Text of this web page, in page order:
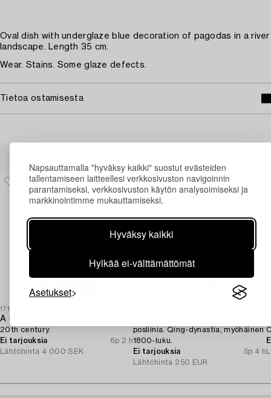
Napsauttamalla "hyväksy kaikki" suostut evästeiden
tallentamiseen laitteellesi verkkosivuston navigoinnin
parantamiseksi, verkkosivuston käytön analysoimiseksi ja
markkinointimme mukauttamiseksi.
Hyväksy kaikki
Hylkää ei-välttämättömät
Asetukset
Oval dish with underglaze blue decoration of pagodas in a river
landscape. Length 35 cm.
Wear. Stains. Some glaze defects.
Tietoa ostamisesta
1717294
20th century.
Ei tarjouksia
6p 2 h
Lähtöhinta 4 000 SEK
posliinia. Qing-dynastia, myöhäinen
1800-luku.
Ei tarjouksia
5p 4 h
Lähtöhinta 250 EUR